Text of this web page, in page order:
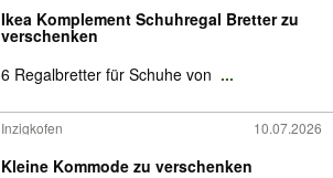
Ikea Komplement Schuhregal Bretter zu
verschenken
6 Regalbretter für Schuhe von ...
Inzigkofen 10.07.2026
Kleine Kommode zu verschenken